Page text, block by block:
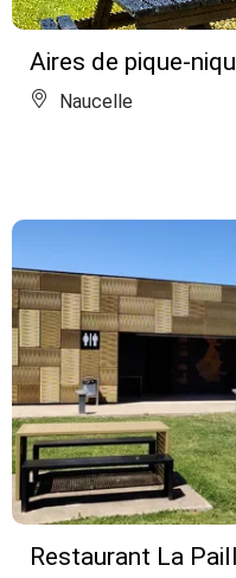
Aires de pique-
Naucelle
Restaurant La